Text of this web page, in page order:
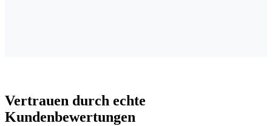
Vertrauen durch echte
Kundenbewertungen